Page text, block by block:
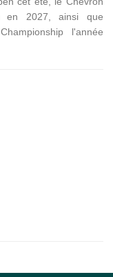
en 2027, ainsi que
l'année